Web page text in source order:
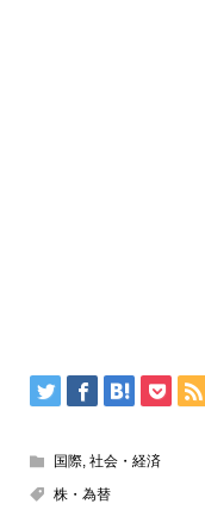
国際, 社会・経済
株・為替